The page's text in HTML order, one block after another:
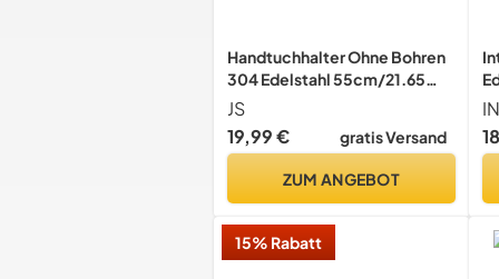
Handtuchhalter Ohne Bohren
304 Edelstahl 55cm/21.65
inch Gebürstet Silber
JS
19,99 €
gratis Versand
ZUM ANGEBOT
15% Rabatt